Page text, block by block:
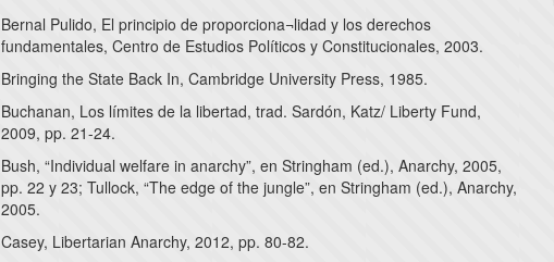
Bernal Pulido, El principio de proporciona¬lidad y los derechos
fundamentales, Centro de Estudios Políticos y Constitucionales, 2003.
Bringing the State Back In, Cambridge University Press, 1985.
Buchanan, Los límites de la libertad, trad. Sardón, Katz/ Liberty Fund,
2009, pp. 21-24.
Bush, “Individual welfare in anarchy”, en Stringham (ed.), Anarchy, 2005,
pp. 22 y 23; Tullock, “The edge of the jungle”, en Stringham (ed.), Anarchy,
2005.
Casey, Libertarian Anarchy, 2012, pp. 80-82.